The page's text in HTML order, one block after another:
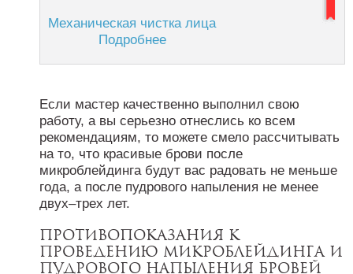
Механическая чистка лица
Подробнее
Если мастер качественно выполнил свою
работу, а вы серьезно отнеслись ко всем
рекомендациям, то можете смело рассчитывать
на то, что красивые брови после
микроблейдинга будут вас радовать не меньше
года, а после пудрового напыления не менее
двух–трех лет.
Противопоказания к
проведению микроблейдинга и
пудрового напыления бровей